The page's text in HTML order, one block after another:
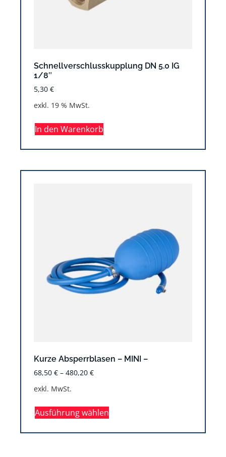
Schnellverschlusskupplung DN 5.0 IG
1/8″
5,30 €
exkl. 19 % MwSt.
In den Warenkorb
Kurze Absperrblasen – MINI –
68,50 € – 480,20 €
exkl. MwSt.
Ausführung wählen